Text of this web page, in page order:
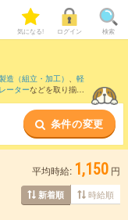
気になる! ログイン 検索
造（組立・加工） 、 軽
ーターなどを取り揃え
条件の変更
平均時給: 1,150 円
新着順 時給順